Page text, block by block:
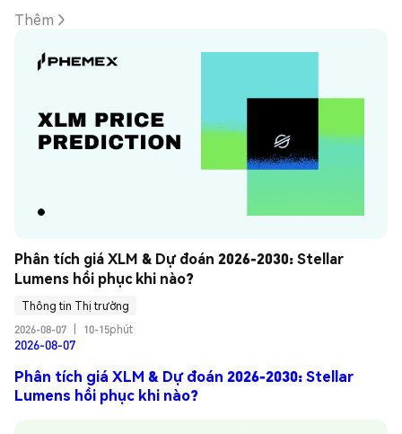
Thêm
Phân tích giá XLM & Dự đoán 2026-2030: Stellar
Lumens hồi phục khi nào?
Thông tin Thị trường
2026-08-07
10-15phút
2026-08-07
Phân tích giá XLM & Dự đoán 2026-2030: Stellar
Lumens hồi phục khi nào?